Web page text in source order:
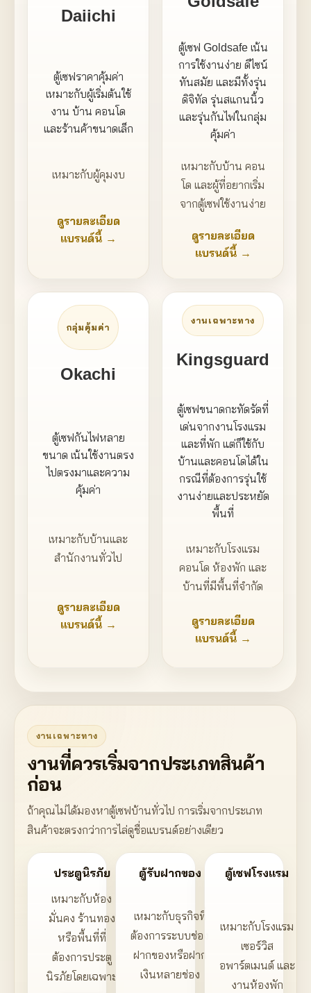
Daiichi
ตู้เซฟราคาคุ้มค่า
เหมาะกับผู้เริ่มต้นใช้
งาน บ้าน คอนโด
และร้านค้าขนาดเล็ก
เหมาะกับผู้คุมงบ
ดูรายละเอียด
แบรนด์นี้ →
ตู้เซฟ Goldsafe เน้น
การใช้งานง่าย ดีไซน์
ทันสมัย และมีทั้งรุ่น
ดิจิทัล รุ่นสแกนนิ้ว
และรุ่นกันไฟในกลุ่ม
คุ้มค่า
เหมาะกับบ้าน คอน
โด และผู้ที่อยากเริ่ม
จากตู้เซฟใช้งานง่าย
ดูรายละเอียด
แบรนด์นี้ →
กลุ่มคุ้มค่า
Okachi
ตู้เซฟกันไฟหลาย
ขนาด เน้นใช้งานตรง
ไปตรงมาและความ
คุ้มค่า
เหมาะกับบ้านและ
สำนักงานทั่วไป
ดูรายละเอียด
แบรนด์นี้ →
งานเฉพาะทาง
Kingsguard
ตู้เซฟขนาดกะทัดรัดที่
เด่นจากงานโรงแรม
และที่พัก แต่ก็ใช้กับ
บ้านและคอนโดได้ใน
กรณีที่ต้องการรุ่นใช้
งานง่ายและประหยัด
พื้นที่
เหมาะกับโรงแรม
คอนโด ห้องพัก และ
บ้านที่มีพื้นที่จำกัด
ดูรายละเอียด
แบรนด์นี้ →
งานเฉพาะทาง
งานที่ควรเริ่มจากประเภทสินค้า
ก่อน
ถ้าคุณไม่ได้มองหาตู้เซฟบ้านทั่วไป การเริ่มจากประเภท
สินค้าจะตรงกว่าการไล่ดูชื่อแบรนด์อย่างเดียว
ประตูนิรภัย
เหมาะกับห้อง
มั่นคง ร้านทอง
หรือพื้นที่ที่
ต้องการประตู
นิรภัยโดยเฉพาะ
ตู้รับฝากของ
เหมาะกับธุรกิจที่
ต้องการระบบช่อง
ฝากของหรือฝาก
เงินหลายช่อง
ตู้เซฟโรงแรม
เหมาะกับโรงแรม
เซอร์วิส
อพาร์ตเมนต์ และ
งานห้องพัก